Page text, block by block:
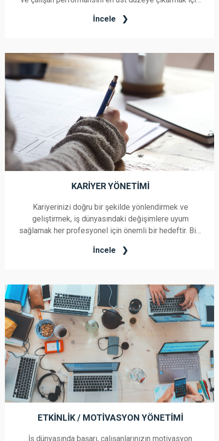
hizmetimiz, şirketinizin hedeflerini karşılamak adına
İncele
KARIYER YÖNETIMI
Kariyerinizi doğru bir şekilde yönlendirmek ve
geliştirmek, iş dünyasındaki değişimlere uyum
sağlamak her profesyonel için önemli bir hedeftir. Biz,
en üst potansiyelinizi keşfetmeniz için buradayız.
İncele
ETKINLIK / MOTIVASYON YÖNETIMI
İş dünyasında başarı, çalışanlarınızın motivasyon